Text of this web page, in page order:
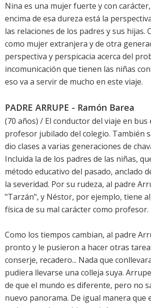
Nina es una mujer fuerte y con
encima de esa dureza está la
las relaciones de los padres y sus hijas.
como mujer extranjera y de otra
perspectiva y perspicacia acerca del
incomunicación que tienen las niñas
eso va a servir de mucho en este viaje.
PADRE ARRUPE - Ramón Barea
(70 años) / El conductor del viaje en bus
profesor jubilado del colegio. También
dio clases a varias generaciones de
Incluida la de los padres de las niñas,
método educativo del pasado, anclado
la severidad. Por su rudeza, al padre
"Tarzán", y Néstor, por ejemplo, tiene
física de su mal carácter como profesor.
Como los tiempos cambian, al padre
pronto y le pusieron a hacer otras
conserje, recadero... Nada que
pudiera llevarse una colleja suya.
de que el mundo es diferente, pero no
nuevo panorama. De igual manera que